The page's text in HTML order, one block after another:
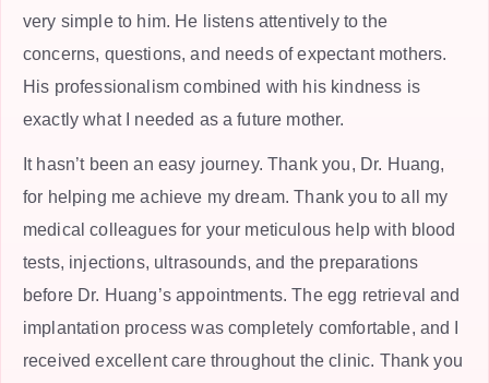
very simple to him. He listens attentively to the
concerns, questions, and needs of expectant mothers.
His professionalism combined with his kindness is
exactly what I needed as a future mother.
It hasn’t been an easy journey. Thank you, Dr. Huang,
for helping me achieve my dream. Thank you to all my
medical colleagues for your meticulous help with blood
tests, injections, ultrasounds, and the preparations
before Dr. Huang’s appointments. The egg retrieval and
implantation process was completely comfortable, and I
received excellent care throughout the clinic. Thank you